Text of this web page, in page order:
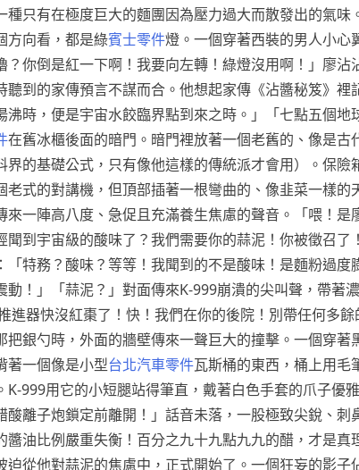
只有在極度巨大的麵團因為壓力過大而散發出的氣味
方向看，都是綠賓士零件燈。一個穿著西裝的男人小心
你倒是紅一下啊！我要向左轉！綠燈沒用啊！」廖
聽到的家傳預言不謀而合。他想起家傳《沾醬秘笈》
時，便是宇宙水餃臨界點到來之時。」「七點五個
在舊冰櫃後面的暗門。暗門裡放著一個老舊的、像是
界的基礎公式，只有像他這樣的傳統派才會用）。保
式的對講機，但頂部插著一根彎曲的、像韭菜一樣
一陣高八度、急促且充滿養生焦慮的聲音。「喂！是
到宇宙級的酸味了？我們需要你的蒜泥！你被徵召
特務？酸味？等等！我聞到的不是酸味！是麵粉過
！」「蒜泥？」對面傳來K-999崩潰的尖叫聲，帶著
器快沒紅棗了！快！我們在你的後院！別帶任何多
銀勺時，外面的牆壁傳來一聲巨大的撞擊。一個穿
著一個像是小型台北汽車零件瓦斯桶的東西，桶上用毛
999用它的小短腿站得筆直，戴著白色手套的爪子優
離子炮鎖定前離開！」話音未落，一股極致尖銳、
油比例嚴重失衡！百分之九十九點九九的醋，才是真
迫從他對蒜泥的焦慮中，正式開始了。一個狂妄的影